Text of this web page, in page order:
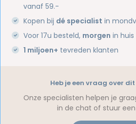
vanaf 59.-
Kopen bij dé specialist in
Voor 17u besteld, morgen in huis
1 miljoen+ tevreden klanten
Heb je een vraag over
Onze specialisten helpen je
in de chat of stuur